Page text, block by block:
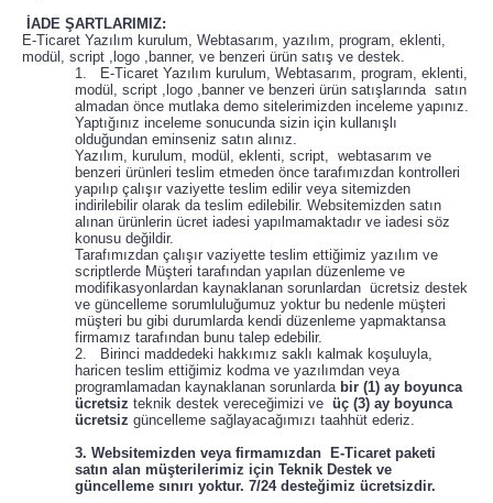
İADE ŞARTLARIMIZ:
E-Ticaret Yazılım kurulum, Webtasarım, yazılım, program, eklenti,
modül, script ,logo ,banner, ve benzeri ürün satış ve destek.
1. E-Ticaret Yazılım kurulum, Webtasarım, program, eklenti,
modül, script ,logo ,banner ve benzeri ürün satışlarında satın
almadan önce mutlaka demo sitelerimizden inceleme yapınız.
Yaptığınız inceleme sonucunda sizin için kullanışlı
olduğundan eminseniz satın alınız.
Yazılım, kurulum, modül, eklenti, script, webtasarım ve
benzeri ürünleri teslim etmeden önce tarafımızdan kontrolleri
yapılıp çalışır vaziyette teslim edilir veya sitemizden
indirilebilir olarak da teslim edilebilir. Websitemizden satın
alınan ürünlerin ücret iadesi yapılmamaktadır ve iadesi söz
konusu değildir.
Tarafımızdan çalışır vaziyette teslim ettiğimiz yazılım ve
scriptlerde Müşteri tarafından yapılan düzenleme ve
modifikasyonlardan kaynaklanan sorunlardan ücretsiz destek
ve güncelleme sorumluluğumuz yoktur bu nedenle müşteri
müşteri bu gibi durumlarda kendi düzenleme yapmaktansa
firmamız tarafından bunu talep edebilir.
2. Birinci maddedeki hakkımız saklı kalmak koşuluyla,
haricen teslim ettiğimiz kodma ve yazılımdan veya
programlamadan kaynaklanan sorunlardabir (1) ay boyunca
ücretsiz teknik destek vereceğimizi ve üç (3) ay boyunca
ücretsiz güncelleme sağlayacağımızı taahhüt ederiz.
3. Websitemizden veya firmamızdan E-Ticaret paketi
satın alan müşterilerimiz için Teknik Destek ve
güncelleme sınırı yoktur. 7/24 desteğimiz ücretsizdir.